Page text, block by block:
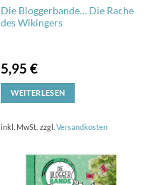
Die Bloggerbande… Die Rache
des Wikingers
5,95 €
WEITERLESEN
inkl. MwSt. zzgl. Versandkosten